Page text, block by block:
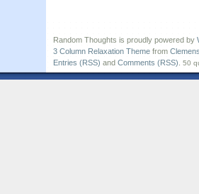
Random Thoughts is proudly powered by
3 Column Relaxation Theme from
Entries (RSS) and Comments (RSS) 50